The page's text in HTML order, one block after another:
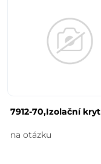
7912-70,Izolační kryt
na otázku